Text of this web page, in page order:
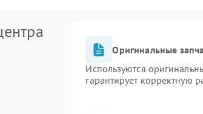
Оригинальные
Используются
гарантирует корректную